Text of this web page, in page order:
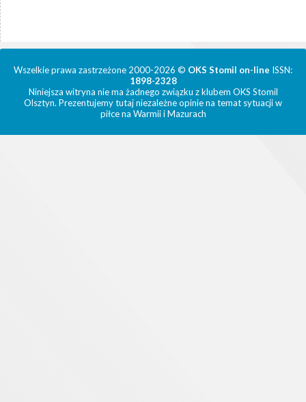
Wszelkie prawa zastrzeżone 2000-2026 © OKS Stomil on-line ISSN:
1898-2328
Niniejsza witryna nie ma żadnego związku z klubem OKS Stomil
Olsztyn. Prezentujemy tutaj niezależne opinie na temat sytuacji w
piłce na Warmii i Mazurach